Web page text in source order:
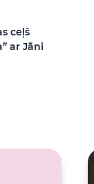
ceļš
ar Jāni